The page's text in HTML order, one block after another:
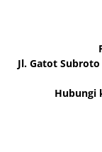
Jl. Gatot
Hubungi